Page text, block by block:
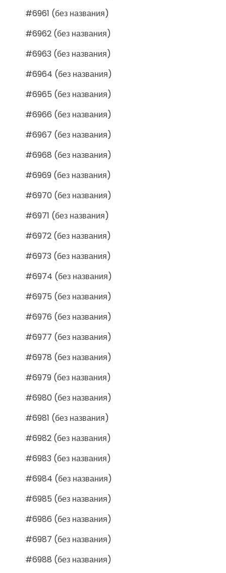
#6961 (без названия)
#6962 (без названия)
#6963 (без названия)
#6964 (без названия)
#6965 (без названия)
#6966 (без названия)
#6967 (без названия)
#6968 (без названия)
#6969 (без названия)
#6970 (без названия)
#6971 (без названия)
#6972 (без названия)
#6973 (без названия)
#6974 (без названия)
#6975 (без названия)
#6976 (без названия)
#6977 (без названия)
#6978 (без названия)
#6979 (без названия)
#6980 (без названия)
#6981 (без названия)
#6982 (без названия)
#6983 (без названия)
#6984 (без названия)
#6985 (без названия)
#6986 (без названия)
#6987 (без названия)
#6988 (без названия)